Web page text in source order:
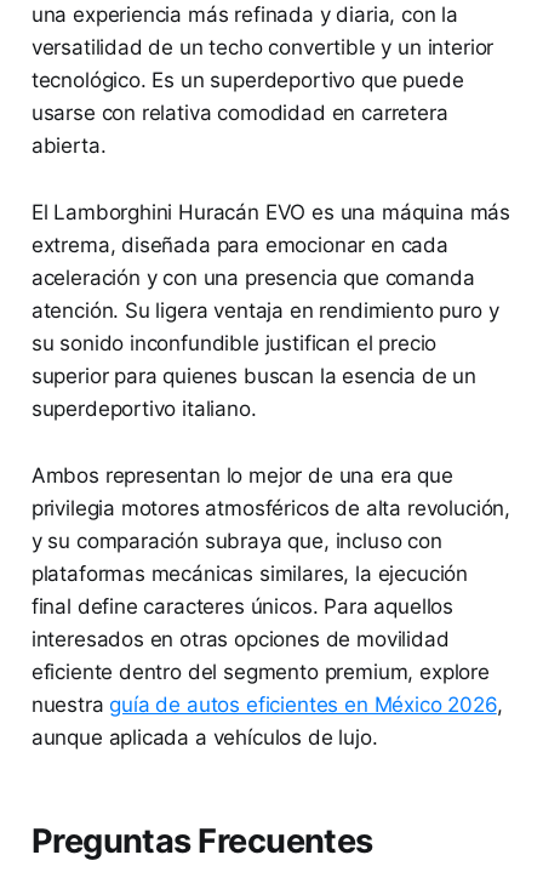
una experiencia más refinada y diaria, con la
versatilidad de un techo convertible y un interior
tecnológico. Es un superdeportivo que puede
usarse con relativa comodidad en carretera
abierta.
El Lamborghini Huracán EVO es una máquina más
extrema, diseñada para emocionar en cada
aceleración y con una presencia que comanda
atención. Su ligera ventaja en rendimiento puro y
su sonido inconfundible justifican el precio
superior para quienes buscan la esencia de un
superdeportivo italiano.
Ambos representan lo mejor de una era que
privilegia motores atmosféricos de alta revolución,
y su comparación subraya que, incluso con
plataformas mecánicas similares, la ejecución
final define caracteres únicos. Para aquellos
interesados en otras opciones de movilidad
eficiente dentro del segmento premium, explore
nuestraguía de autos eficientes en México 2026,
aunque aplicada a vehículos de lujo.
Preguntas Frecuentes